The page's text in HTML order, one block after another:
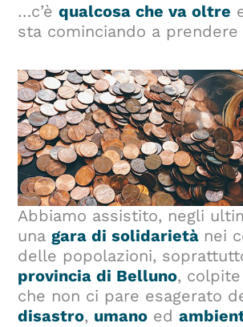
…c’èqualcosa che va oltre
sta cominciando a prendere
Abbiamo assistito, negli
unagara di solidarietà nei
delle popolazioni,
provincia di Belluno,
che non ci pare esagerato
disastro, umano ed